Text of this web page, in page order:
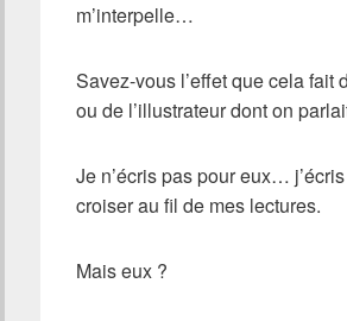
m’interpelle…
Savez-vous l’effet que cela fait
ou de l’illustrateur dont on
Je n’écris pas pour eux…
croiser au fil de mes lectures.
Mais eux ?